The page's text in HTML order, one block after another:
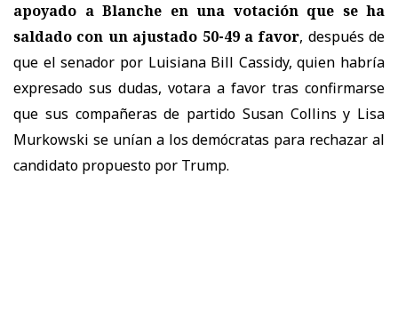
apoyado a Blanche en una votación que se ha
saldado con un ajustado 50-49 a favor, después de
que el senador por Luisiana Bill Cassidy, quien habría
expresado sus dudas, votara a favor tras confirmarse
que sus compañeras de partido Susan Collins y Lisa
Murkowski se unían a los demócratas para rechazar al
candidato propuesto por Trump.